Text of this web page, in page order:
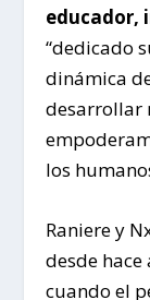
educador,
“dedicado
dinámica
desarrollar
los
Raniere y
desde hace
cuando el